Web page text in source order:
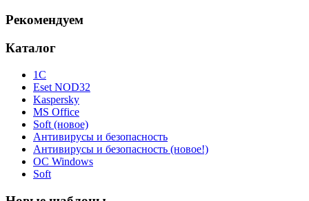
Рекомендуем
Каталог
1С
Eset NOD32
Kaspersky
MS Office
Soft (новое)
Антивирусы и безопасность
Антивирусы и безопасность (новое!)
ОС Windows
Soft